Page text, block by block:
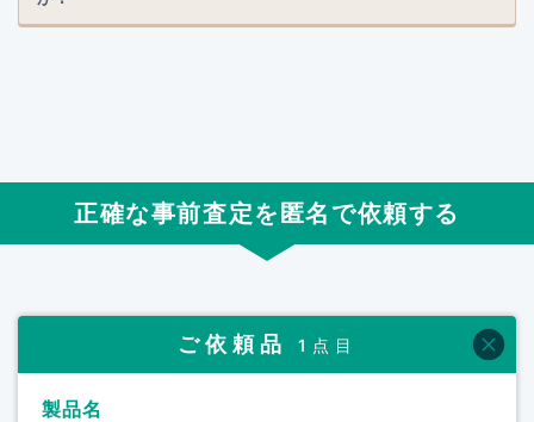
正確な事前査定を匿名で依頼する
ご依頼品 1点目
製品名